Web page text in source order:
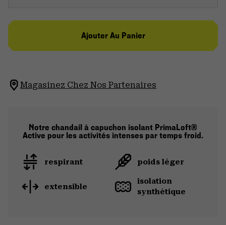
Ajouter Au Panier
Magasinez Chez Nos Partenaires
Notre chandail à capuchon isolant PrimaLoft®
Active pour les activités intenses par temps froid.
respirant poids léger
extensible
isolation
synthétique